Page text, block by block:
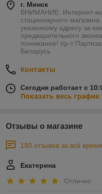
г. Минск
ВНИМАНИЕ: Интернет-
стационарного
указанному адресу за
предварительного
понимание! пр-т
Беларусь
Контакты
Сегодня работает с
Показать весь
Отзывы о магазине
180 отзывов за всё время
Екатерина
Отлично